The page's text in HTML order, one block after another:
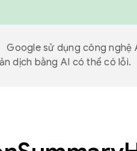
Google sử dụng công nghệ
dịch bằng AI có thể có lỗi.